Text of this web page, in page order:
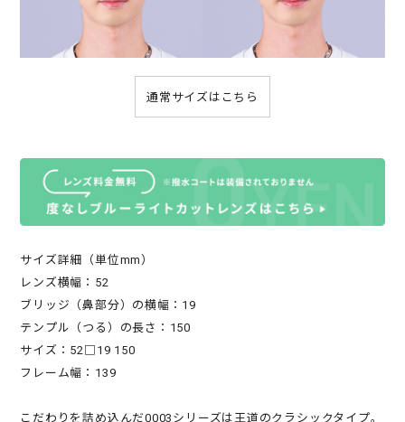
通常サイズはこちら
サイズ詳細（単位mm）
レンズ横幅：52
ブリッジ（鼻部分）の横幅：19
テンプル（つる）の長さ：150
サイズ：52□19 150
フレーム幅：139
こだわりを詰め込んだ0003シリーズは王道のクラシックタイプ。